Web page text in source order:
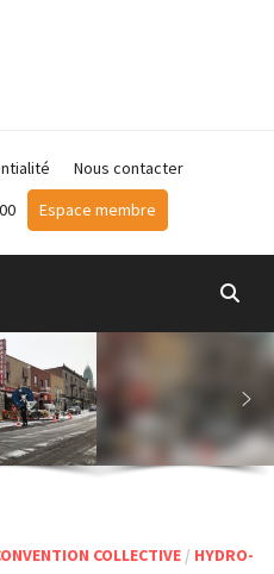
Nous contacter
Espace membre
COLLECTIVE/ HYDRO-